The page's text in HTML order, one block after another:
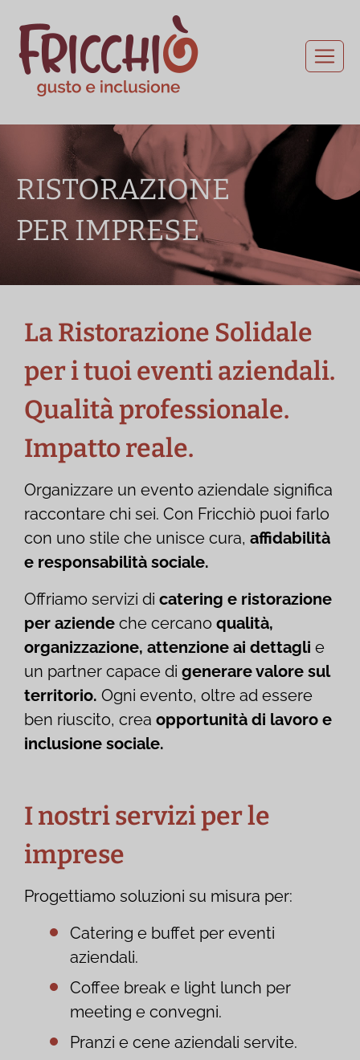
RISTORAZIONE
PER IMPRESE
La Ristorazione Solidale
per i tuoi eventi aziendali.
Qualità professionale.
Impatto reale.
Organizzare un evento aziendale significa
raccontare chi sei. Con Fricchiò puoi farlo
con uno stile che unisce cura, affidabilità
e responsabilità sociale.
Offriamo servizi di catering e ristorazione
per aziende che cercano qualità,
organizzazione, attenzione ai dettagli e
un partner capace di generare valore sul
territorio. Ogni evento, oltre ad essere
ben riuscito, crea opportunità di lavoro e
inclusione sociale.
I nostri servizi per le
imprese
Progettiamo soluzioni su misura per:
Catering e buffet per eventi
aziendali.
Coffee break e light lunch per
meeting e convegni.
Pranzi e cene aziendali servite.